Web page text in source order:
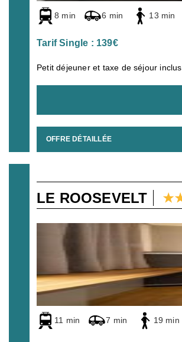
8 min 6 min 13 min
Tarif Single : 139€
Petit déjeuner et taxe de séjour inclus
OFFRE DÉTAILLÉE
LE ROOSEVELT
11 min 7 min 19 min